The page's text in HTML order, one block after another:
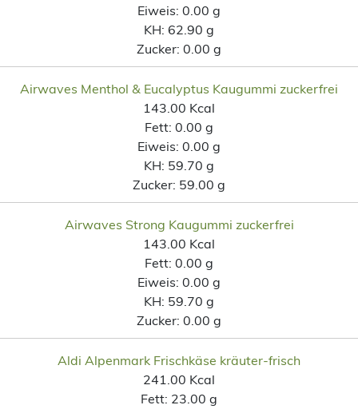
Eiweis: 0.00 g
KH: 62.90 g
Zucker: 0.00 g
Airwaves Menthol & Eucalyptus Kaugummi zuckerfrei
143.00 Kcal
Fett: 0.00 g
Eiweis: 0.00 g
KH: 59.70 g
Zucker: 59.00 g
Airwaves Strong Kaugummi zuckerfrei
143.00 Kcal
Fett: 0.00 g
Eiweis: 0.00 g
KH: 59.70 g
Zucker: 0.00 g
Aldi Alpenmark Frischkäse kräuter-frisch
241.00 Kcal
Fett: 23.00 g